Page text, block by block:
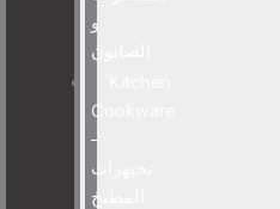
و
الصابون
Cookware
–
تجيهزات
المطبخ